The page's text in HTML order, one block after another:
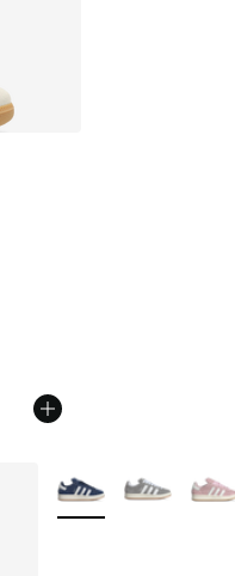
en baisse de € 119,99 à
Plus de couleurs